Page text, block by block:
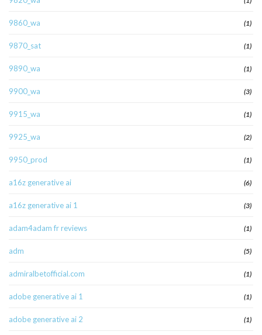
9860_wa (1)
9870_sat (1)
9890_wa (1)
9900_wa (3)
9915_wa (1)
9925_wa (2)
9950_prod (1)
a16z generative ai (6)
a16z generative ai 1 (3)
adam4adam fr reviews (1)
adm (5)
admiralbetofficial.com (1)
adobe generative ai 1 (1)
adobe generative ai 2 (1)